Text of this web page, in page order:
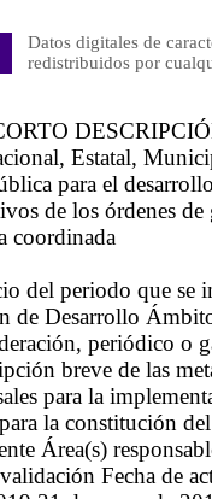
Datos digitales de
redistribuidos por
Estatal,
para el
de los órdenes
coordinada
del periodo que se
de Desarrollo
periódico o
breve de las
para la
la constitución
Área(s)
Fecha de